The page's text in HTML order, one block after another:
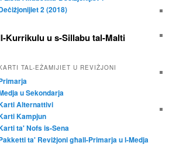
2 (2018)
Kurrikulu u s-Sillabu tal-Malti
TAL-EŻAMIJIET U REVIŻJONI
u Sekondarja
Alternattivi
Kampjun
ta' Nofs is-Sena
ta' Reviżjoni għall-Primarja u l-Medja